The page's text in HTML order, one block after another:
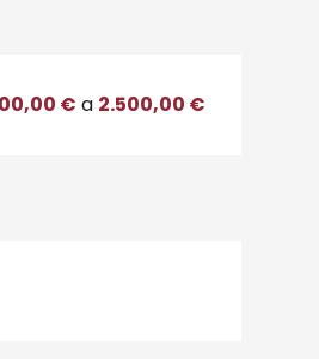
€ a 2.500,00 €